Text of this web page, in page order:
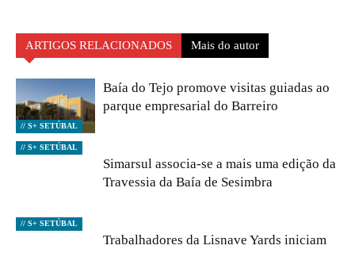
ARTIGOS RELACIONADOS Mais do autor
// S+ SETÚBAL
Baía do Tejo promove visitas guiadas ao
parque empresarial do Barreiro
// S+ SETÚBAL
Simarsul associa-se a mais uma edição da
Travessia da Baía de Sesimbra
// S+ SETÚBAL
Trabalhadores da Lisnave Yards iniciam